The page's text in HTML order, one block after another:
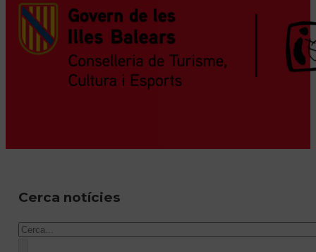
Cerca notícies
Cercar